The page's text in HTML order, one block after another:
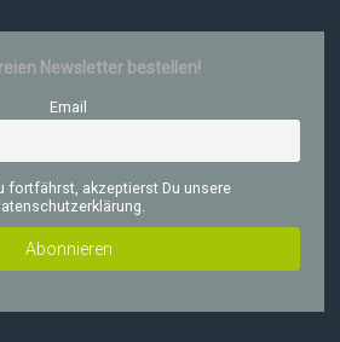
Newsletter bestellen!
Email
fortfährst, akzeptierst Du unsere